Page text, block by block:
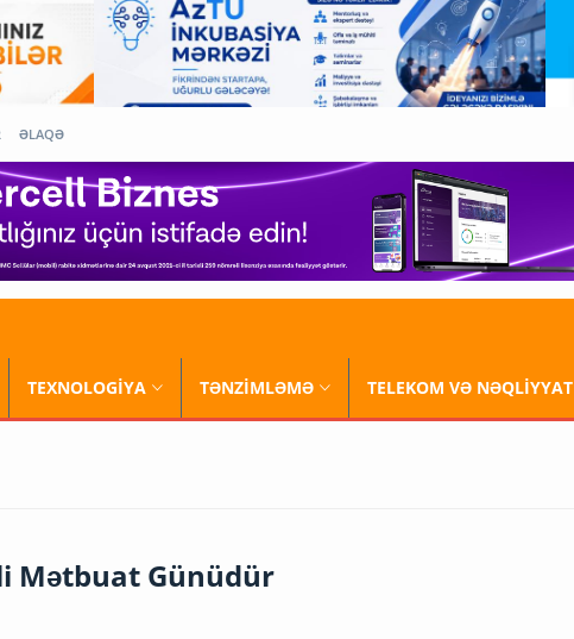
ƏLAQƏ
TEXNOLOGİYA TƏNZİMLƏMƏ TELEKOM VƏ NƏQLİYYAT
Mətbuat Günüdür